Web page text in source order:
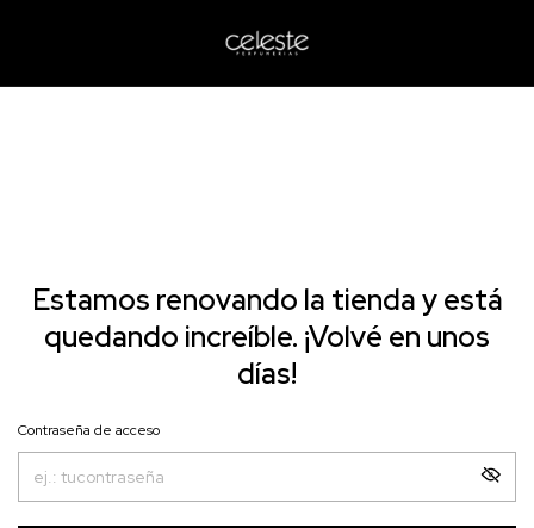
Estamos renovando la tienda y está
quedando increíble. ¡Volvé en unos
días!
Contraseña de acceso